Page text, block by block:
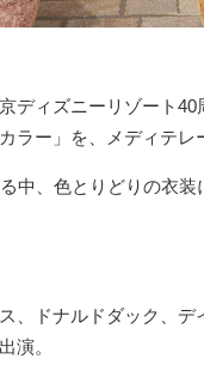
ディズニーリゾート
ラー」を、メディテレ
中、色とりどりの衣
、ドナルドダック、デ
演。